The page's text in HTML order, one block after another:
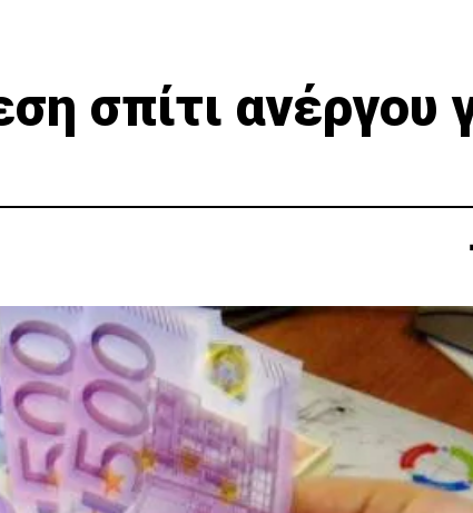
σπίτι ανέργου